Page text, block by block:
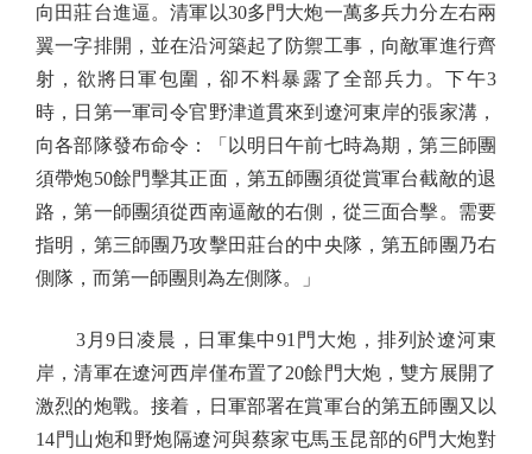
向田莊台進逼。清軍以30多門大炮一萬多兵力分左右兩
翼一字排開，並在沿河築起了防禦工事，向敵軍進行齊
射，欲將日軍包圍，卻不料暴露了全部兵力。下午3
時，日第一軍司令官野津道貫來到遼河東岸的張家溝，
向各部隊發布命令：「以明日午前七時為期，第三師團
須帶炮50餘門擊其正面，第五師團須從賞軍台截敵的退
路，第一師團須從西南逼敵的右側，從三面合擊。需要
指明，第三師團乃攻擊田莊台的中央隊，第五師團乃右
側隊，而第一師團則為左側隊。」
3月9日凌晨，日軍集中91門大炮，排列於遼河東
岸，清軍在遼河西岸僅布置了20餘門大炮，雙方展開了
激烈的炮戰。接着，日軍部署在賞軍台的第五師團又以
14門山炮和野炮隔遼河與蔡家屯馬玉昆部的6門大炮對